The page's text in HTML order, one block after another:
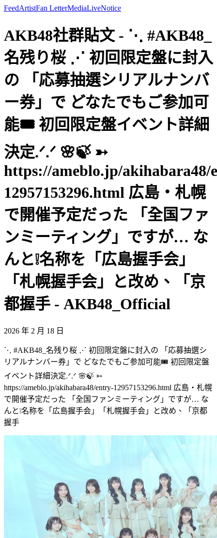
FeedArtistFan LetterMediaLiveNotice
AKB48社群貼文 - ⋱ #AKB48_
名残り桜 ⋰ 初回限定盤に封入
の 「応募抽選シリアルナンバ
ー券」で どなたでもご参加可
能🎟️ 初回限定盤イベント詳細
決定.ᐟ.ᐟ 🌸🍃 ➳
https://ameblo.jp/akihabara48/
12957153296.html 広島・札幌
で開催予定だった 「全国ファ
ンミーティング」ですが… な
んと❕名称を「広島握手会」
「札幌握手会」と改め、「京
都握手 - AKB48_Official
2026 年 2 月 18 日
⋱ #AKB48_名残り桜 ⋰ 初回限定盤に封入の 「応募抽選シ
リアルナンバー券」で どなたでもご参加可能🎟️ 初回限定盤
イベント詳細決定.ᐟ.ᐟ 🌸🍃 ➳
https://ameblo.jp/akihabara48/entry-12957153296.html 広島・札幌
で開催予定だった 「全国ファンミーティング」ですが… な
んと❕名称を「広島握手会」「札幌握手会」と改め、「京都
握手